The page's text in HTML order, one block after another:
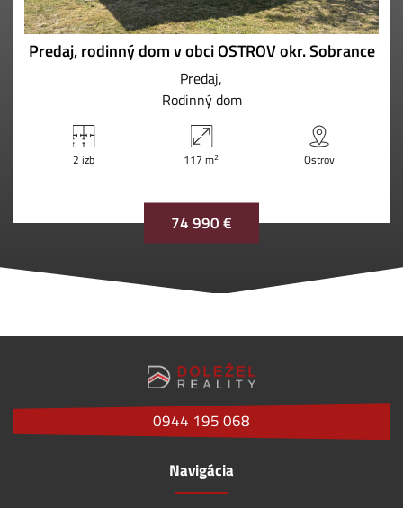
Predaj, rodinný dom v obci OSTROV okr. Sobrance
Predaj
Rodinný dom
2 izb 117 m2 Ostrov
74 990 €
0944 195 068
Navigácia